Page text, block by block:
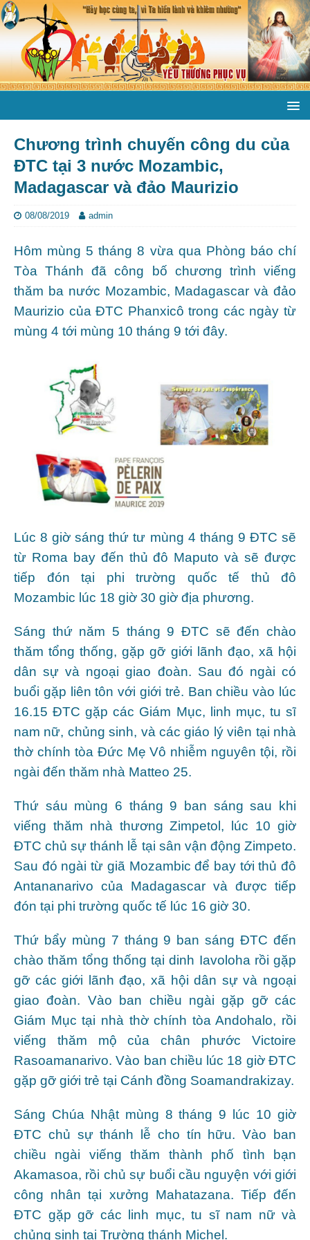
Chương trình chuyến công du của
ĐTC tại 3 nước Mozambic,
Madagascar và đảo Maurizio
08/08/2019 admin
Hôm mùng 5 tháng 8 vừa qua Phòng báo chí
Tòa Thánh đã công bố chương trình viếng
thăm ba nước Mozambic, Madagascar và đảo
Maurizio của ĐTC Phanxicô trong các ngày từ
mùng 4 tới mùng 10 tháng 9 tới đây.
Lúc 8 giờ sáng thứ tư mùng 4 tháng 9 ĐTC sẽ
từ Roma bay đến thủ đô Maputo và sẽ được
tiếp đón tại phi trường quốc tế thủ đô
Mozambic lúc 18 giờ 30 giờ địa phương.
Sáng thứ năm 5 tháng 9 ĐTC sẽ đến chào
thăm tổng thống, gặp gỡ giới lãnh đạo, xã hội
dân sự và ngoại giao đoàn. Sau đó ngài có
buổi gặp liên tôn với giới trẻ. Ban chiều vào lúc
16.15 ĐTC gặp các Giám Mục, linh mục, tu sĩ
nam nữ, chủng sinh, và các giáo lý viên tại nhà
thờ chính tòa Đức Mẹ Vô nhiễm nguyên tội, rồi
ngài đến thăm nhà Matteo 25.
Thứ sáu mùng 6 tháng 9 ban sáng sau khi
viếng thăm nhà thương Zimpetol, lúc 10 giờ
ĐTC chủ sự thánh lễ tại sân vận động Zimpeto.
Sau đó ngài từ giã Mozambic để bay tới thủ đô
Antananarivo của Madagascar và được tiếp
đón tại phi trường quốc tế lúc 16 giờ 30.
Thứ bẩy mùng 7 tháng 9 ban sáng ĐTC đến
chào thăm tổng thống tại dinh Iavoloha rồi gặp
gỡ các giới lãnh đạo, xã hội dân sự và ngoại
giao đoàn. Vào ban chiều ngài gặp gỡ các
Giám Mục tại nhà thờ chính tòa Andohalo, rồi
viếng thăm mộ của chân phước Victoire
Rasoamanarivo. Vào ban chiều lúc 18 giờ ĐTC
gặp gỡ giới trẻ tại Cánh đồng Soamandrakizay.
Sáng Chúa Nhật mùng 8 tháng 9 lúc 10 giờ
ĐTC chủ sự thánh lễ cho tín hữu. Vào ban
chiều ngài viếng thăm thành phố tình bạn
Akamasoa, rồi chủ sự buổi cầu nguyện với giới
công nhân tại xưởng Mahatazana. Tiếp đến
ĐTC gặp gỡ các linh mục, tu sĩ nam nữ và
chủng sinh tại Trường thánh Michel.